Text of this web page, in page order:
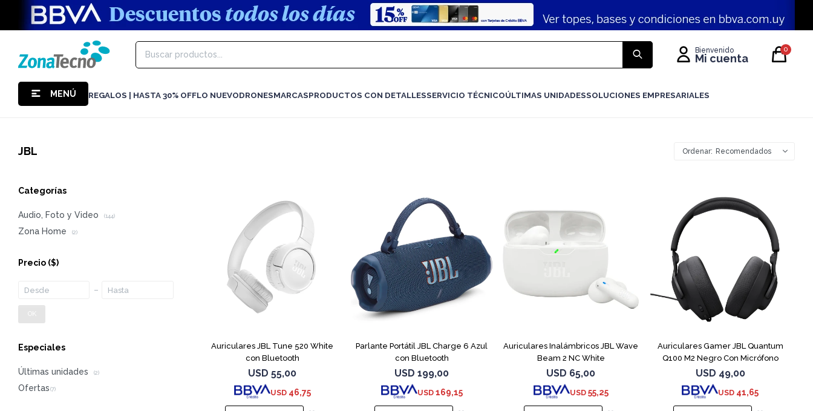
MENÚ REGALOS | HASTA 30% OFFLO NUEVODRONESMARCASPRODUCTOS CON DETALLESSERVICIO TÉCNICOÚLTIMAS UNIDADESSOLUCIONES EMPRESARIALES
0
JBL Recomendados
Auriculares JBL Tune 520 White
con Bluetooth
USD 55,00
USD 46,75
Parlante Portátil JBL Charge 6 Azul
con Bluetooth
USD 199,00
USD 169,15
Auriculares Inalámbricos JBL Wave
Beam 2 NC White
USD 65,00
USD 55,25
Auriculares Gamer JBL Quantum
Q100 M2 Negro Con Micrófono
USD 49,00
USD 41,65
Categorías
Audio, Foto y Video (144)
Zona Home (2)
Precio ($)
OK
Especiales
Últimas unidades (2)